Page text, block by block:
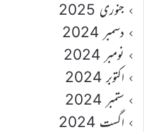
جنوری 2025
دسمبر 2024
نومبر 2024
اکتوبر 2024
ستمبر 2024
اگست 2024